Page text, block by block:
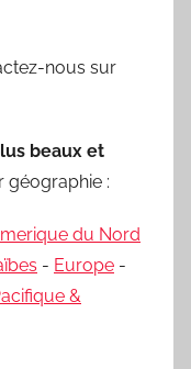
nous sur
beaux et
géographie :
du Nord
- Europe -
&